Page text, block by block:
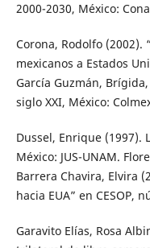
2000-2030, México:
Corona, Rodolfo
mexicanos a Estados
García Guzmán,
siglo XXI, México:
Dussel, Enrique (1997).
México: JUS-UNAM.
Barrera Chavira, Elvira
hacia EUA” en CESOP,
Garavito Elías, Rosa